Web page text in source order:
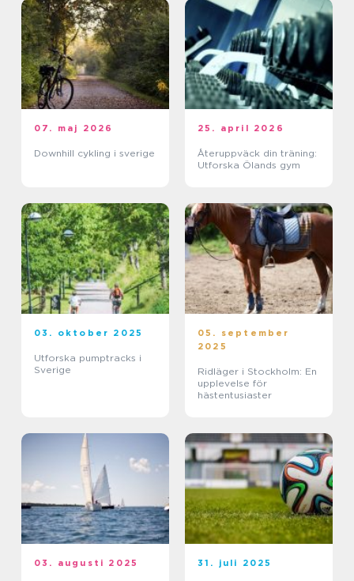
07. maj 2026
Downhill cykling i sverige
25. april 2026
Återuppväck din träning:
Utforska Ölands gym
03. oktober 2025
Utforska pumptracks i
Sverige
05. september
2025
Ridläger i Stockholm: En
upplevelse för
hästentusiaster
03. augusti 2025 31. juli 2025